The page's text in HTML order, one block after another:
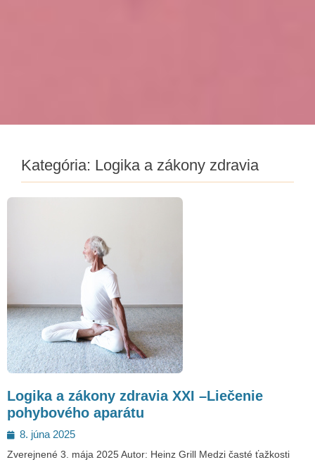
Kategória: Logika a zákony zdravia
Logika a zákony zdravia XXI –Liečenie
pohybového aparátu
Posted
on
8. júna 2025
Zverejnené 3. mája 2025 Autor: Heinz Grill Medzi časté ťažkosti